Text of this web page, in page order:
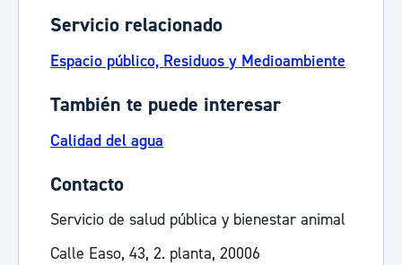
Servicio relacionado
Espacio público, Residuos y Medioambiente
También te puede interesar
Calidad del agua
Contacto
Servicio de salud pública y bienestar animal
Calle Easo, 43, 2. planta, 20006